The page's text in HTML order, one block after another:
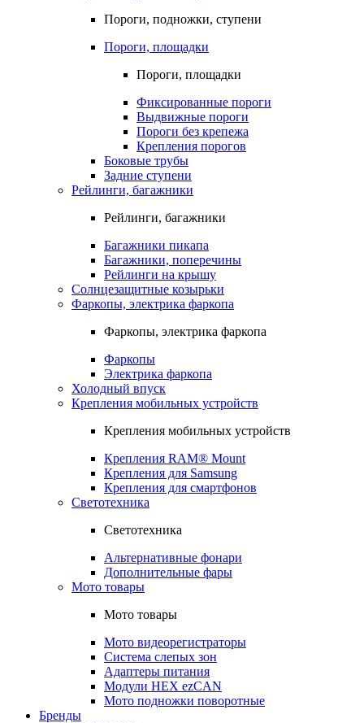
Пороги, подножки, ступени
Пороги, площадки
Пороги, площадки
Фиксированные пороги
Выдвижные пороги
Пороги без крепежа
Крепления порогов
Боковые трубы
Задние ступени
Рейлинги, багажники
Рейлинги, багажники
Багажники пикапа
Багажники, поперечины
Рейлинги на крышу
Солнцезащитные козырьки
Фаркопы, электрика фаркопа
Фаркопы, электрика фаркопа
Фаркопы
Электрика фаркопа
Холодный впуск
Крепления мобильных устройств
Крепления мобильных устройств
Крепления RAM® Mount
Крепления для Samsung
Крепления для смартфонов
Светотехника
Светотехника
Альтернативные фонари
Дополнительные фары
Мото товары
Мото товары
Мото видеорегистраторы
Система слепых зон
Адаптеры питания
Модули HEX ezCAN
Мото подножки поворотные
Бренды